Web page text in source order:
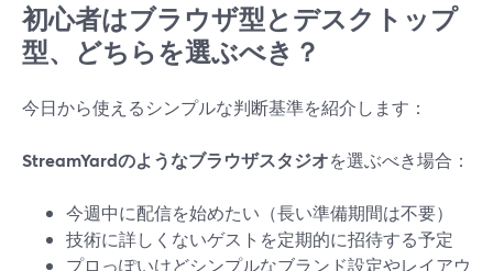
初心者はブラウザ型とデスクトップ
型、どちらを選ぶべき？
今日から使えるシンプルな判断基準を紹介します：
StreamYardのようなブラウザスタジオを選ぶべき場合：
今週中に配信を始めたい（長い準備期間は不要）
技術に詳しくないゲストを定期的に招待する予定
プロっぽいけどシンプルなブランド設定やレイアウ